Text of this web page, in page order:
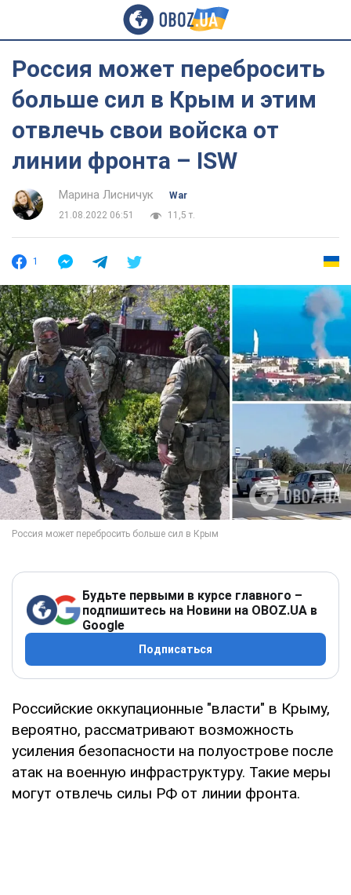
Россия может перебросить
больше сил в Крым и этим
отвлечь свои войска от
линии фронта – ISW
Марина Лисничук
War
21.08.2022 06:51
11,5 т.
1
Будьте первыми в курсе главного –
подпишитесь на Новини на OBOZ.UA в
Google
Подписаться
Российские оккупационные "власти" в Крыму,
вероятно, рассматривают возможность
усиления безопасности на полуострове после
атак на военную инфраструктуру. Такие меры
могут отвлечь силы РФ от линии фронта.